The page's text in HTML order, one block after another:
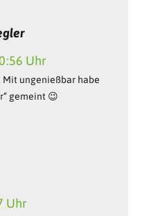
Uhr
Mit ungenießbar habe
gemeint 😉
Uhr